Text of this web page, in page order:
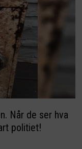
Når de ser hva
politiet!